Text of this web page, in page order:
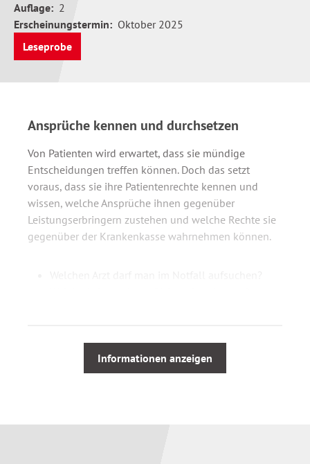
Auflage: 2
Erscheinungstermin: Oktober 2025
Leseprobe
Ansprüche kennen und durchsetzen
Von Patienten wird erwartet, dass sie mündige
Entscheidungen treffen können. Doch das setzt
voraus, dass sie ihre Patientenrechte kennen und
wissen, welche Ansprüche ihnen gegenüber
Leistungserbringern zustehen und welche Rechte sie
gegenüber der Krankenkasse wahrnehmen können.
Welche Leistungen bezahlen die Kassen?
Wann sind Zuzahlungen selbst zu tragen?
Welche Rechte gelten nach einem
Informationen anzeigen